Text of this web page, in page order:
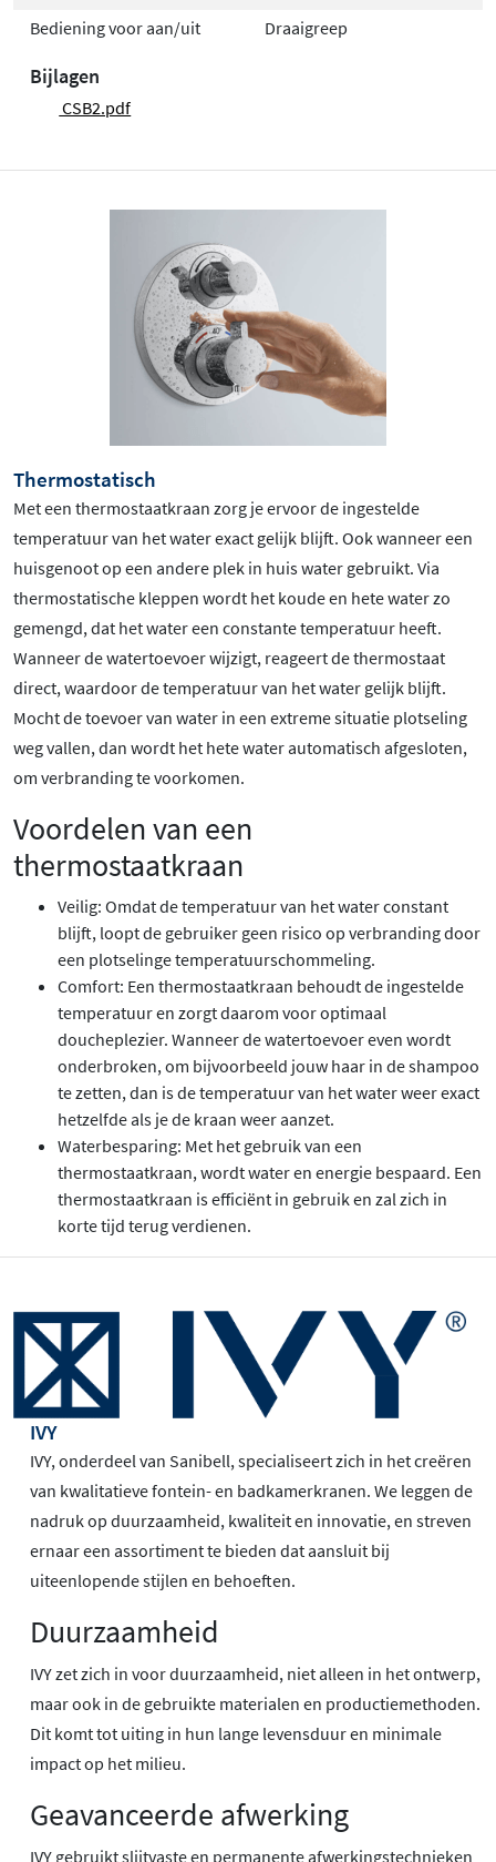
Bediening voor aan/uit Draaigreep
Bijlagen
CSB2.pdf
Thermostatisch
Met een thermostaatkraan zorg je ervoor de ingestelde
temperatuur van het water exact gelijk blijft. Ook wanneer een
huisgenoot op een andere plek in huis water gebruikt. Via
thermostatische kleppen wordt het koude en hete water zo
gemengd, dat het water een constante temperatuur heeft.
Wanneer de watertoevoer wijzigt, reageert de thermostaat
direct, waardoor de temperatuur van het water gelijk blijft.
Mocht de toevoer van water in een extreme situatie plotseling
weg vallen, dan wordt het hete water automatisch afgesloten,
om verbranding te voorkomen.
Voordelen van een
thermostaatkraan
Veilig: Omdat de temperatuur van het water constant
blijft, loopt de gebruiker geen risico op verbranding door
een plotselinge temperatuurschommeling.
Comfort: Een thermostaatkraan behoudt de ingestelde
temperatuur en zorgt daarom voor optimaal
doucheplezier. Wanneer de watertoevoer even wordt
onderbroken, om bijvoorbeeld jouw haar in de shampoo
te zetten, dan is de temperatuur van het water weer exact
hetzelfde als je de kraan weer aanzet.
Waterbesparing: Met het gebruik van een
thermostaatkraan, wordt water en energie bespaard. Een
thermostaatkraan is efficiënt in gebruik en zal zich in
korte tijd terug verdienen.
IVY
IVY, onderdeel van Sanibell, specialiseert zich in het creëren
van kwalitatieve fontein- en badkamerkranen. We leggen de
nadruk op duurzaamheid, kwaliteit en innovatie, en streven
ernaar een assortiment te bieden dat aansluit bij
uiteenlopende stijlen en behoeften.
Duurzaamheid
IVY zet zich in voor duurzaamheid, niet alleen in het ontwerp,
maar ook in de gebruikte materialen en productiemethoden.
Dit komt tot uiting in hun lange levensduur en minimale
impact op het milieu.
Geavanceerde afwerking
IVY gebruikt slijtvaste en permanente afwerkingstechnieken